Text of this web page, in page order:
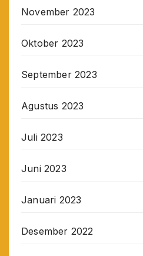
November 2023
Oktober 2023
September 2023
Agustus 2023
Juli 2023
Juni 2023
Januari 2023
Desember 2022